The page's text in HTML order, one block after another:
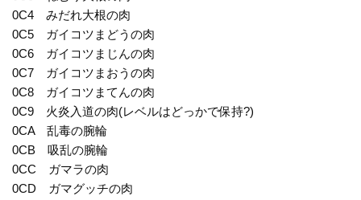
0C4 みだれ大根の肉
0C5 ガイコツまどうの肉
0C6 ガイコツまじんの肉
0C7 ガイコツまおうの肉
0C8 ガイコツまてんの肉
0C9 火炎入道の肉(レベルはどっかで保持?)
0CA 乱毒の腕輪
0CB 吸乱の腕輪
0CC ガマラの肉
0CD ガマグッチの肉